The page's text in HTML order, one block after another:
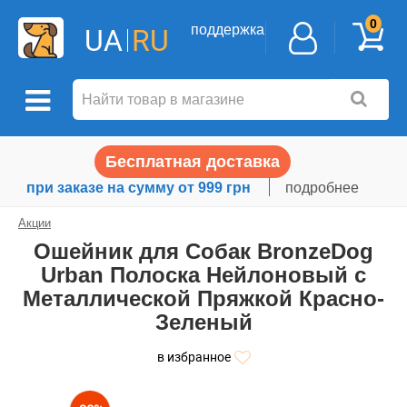
UA RU поддержка 0
Бесплатная доставка
при заказе на сумму от 999 грн подробнее
Акции
Ошейник для Собак BronzeDog
Urban Полоска Нейлоновый с
Металлической Пряжкой Красно-
Зеленый
в избранное